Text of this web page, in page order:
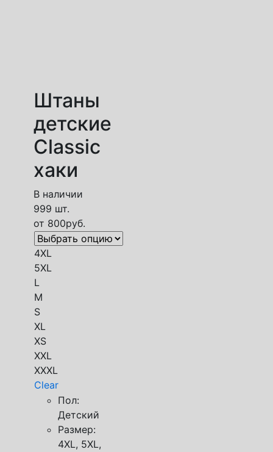
Штаны
детские
Classic
хаки
В наличии
999 шт.
от 800руб.
4XL
5XL
L
M
S
XL
XS
XXL
XXXL
Clear
Пол:
Детский
Размер:
4XL, 5XL,